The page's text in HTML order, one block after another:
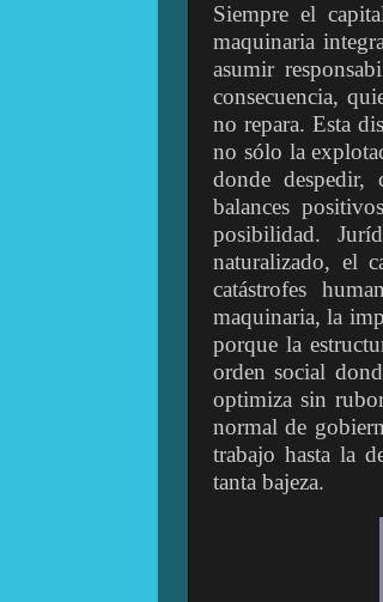
Siempre el
maquinaria
asumir
consecuencia,
no repara. Esta
no sólo la
donde despedir,
balances
posibilidad.
naturalizado, el
catástrofes
maquinaria, la
porque la
orden social
optimiza sin
normal de
trabajo hasta la
tanta bajeza.